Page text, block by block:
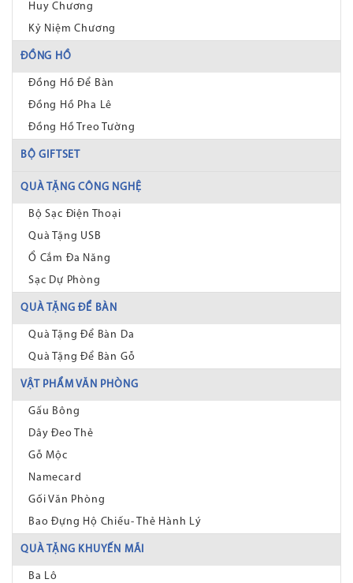
Huy Chương
Kỷ Niệm Chương
ĐỒNG HỒ
Đồng Hồ Để Bàn
Đồng Hồ Pha Lê
Đồng Hồ Treo Tường
BỘ GIFTSET
QUÀ TẶNG CÔNG NGHỆ
Bộ Sạc Điện Thoại
Quà Tặng USB
Ổ Cắm Đa Năng
Sạc Dự Phòng
QUÀ TẶNG ĐỂ BÀN
Quà Tặng Để Bàn Da
Quà Tặng Để Bàn Gỗ
VẬT PHẨM VĂN PHÒNG
Gấu Bông
Dây Đeo Thẻ
Gỗ Mộc
Namecard
Gối Văn Phòng
Bao Đựng Hộ Chiếu- Thẻ Hành Lý
QUÀ TẶNG KHUYẾN MÃI
Ba Lô